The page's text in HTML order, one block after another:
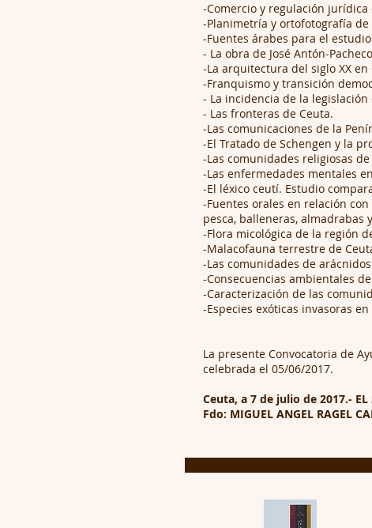
-Comercio y regulación
-Planimetría y ortofotografía
-Fuentes árabes para el
- La obra de José Antón-
-La arquitectura del siglo XX en
-Franquismo y transición
- La incidencia de la
- Las fronteras de Ceuta.
-Las comunicaciones de la
-El Tratado de Schengen y la
-Las comunidades religiosas de
-Las enfermedades mentales
-El léxico ceutí. Estudio
-Fuentes orales en relación
pesca, balleneras, almadrabas
-Flora micológica de la región
-Malacofauna terrestre de
-Las comunidades de
-Consecuencias ambientales
-Caracterización de las
-Especies exóticas invasoras
La presente Convocatoria de
celebrada el 05/06/2017.
Ceuta, a 7 de julio de 2017.- EL
Fdo: MIGUEL ANGEL RAGEL